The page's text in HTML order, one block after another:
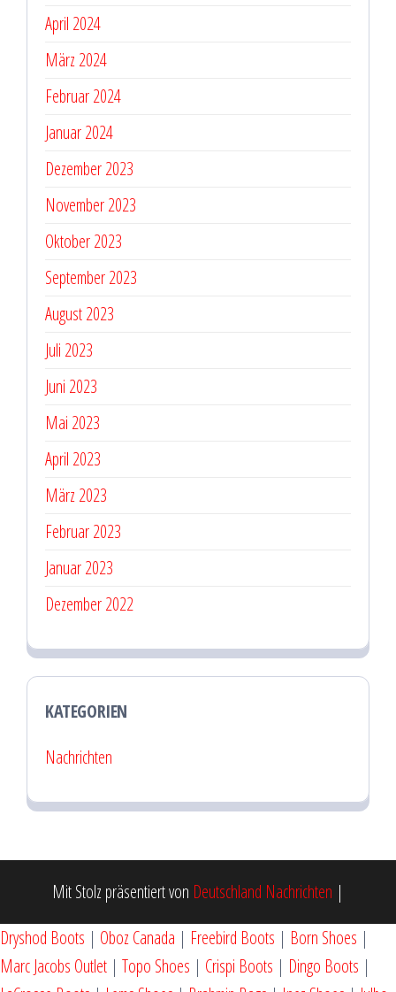
April 2024
März 2024
Februar 2024
Januar 2024
Dezember 2023
November 2023
Oktober 2023
September 2023
August 2023
Juli 2023
Juni 2023
Mai 2023
April 2023
März 2023
Februar 2023
Januar 2023
Dezember 2022
KATEGORIEN
Nachrichten
Mit Stolz präsentiert von Deutschland Nachrichten |
Dryshod Boots | Oboz Canada | Freebird Boots | Born Shoes |
Marc Jacobs Outlet | Topo Shoes | Crispi Boots | Dingo Boots |